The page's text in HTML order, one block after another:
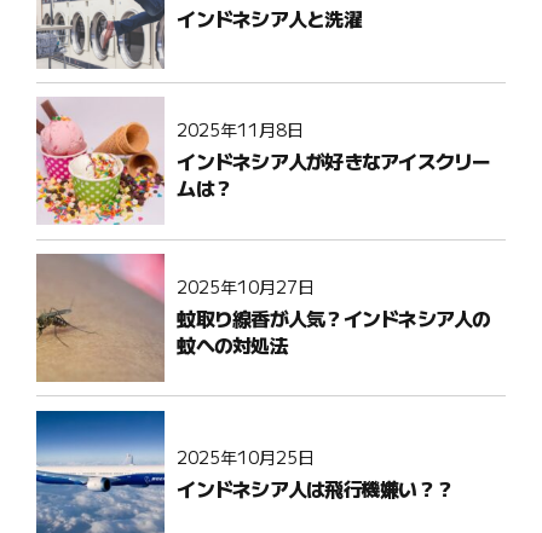
インドネシア人と洗濯
2025年11月8日
インドネシア人が好きなアイスクリー
ムは？
2025年10月27日
蚊取り線香が人気？インドネシア人の
蚊への対処法
2025年10月25日
インドネシア人は飛行機嫌い？？